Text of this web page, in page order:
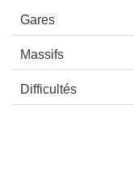
Gares
Massifs
Difficultés